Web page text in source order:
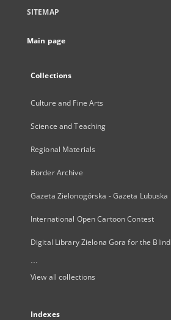
SITEMAP
Main page
Collections
Culture and Fine Arts
Science and Teaching
Regional Materials
Border Archive
Gazeta Zielonogórska - Gazeta Lubuska
International Open Cartoon Contest
Digital Library Zielona Gora for the Blind
...
View all collections
Indexes